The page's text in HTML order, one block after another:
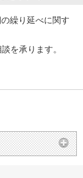
繰り延べに関す
を承ります。